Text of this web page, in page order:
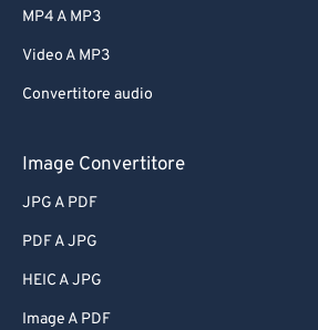
MP4 A MP3
Video A MP3
Convertitore audio
Image Convertitore
JPG A PDF
PDF A JPG
HEIC A JPG
Image A PDF